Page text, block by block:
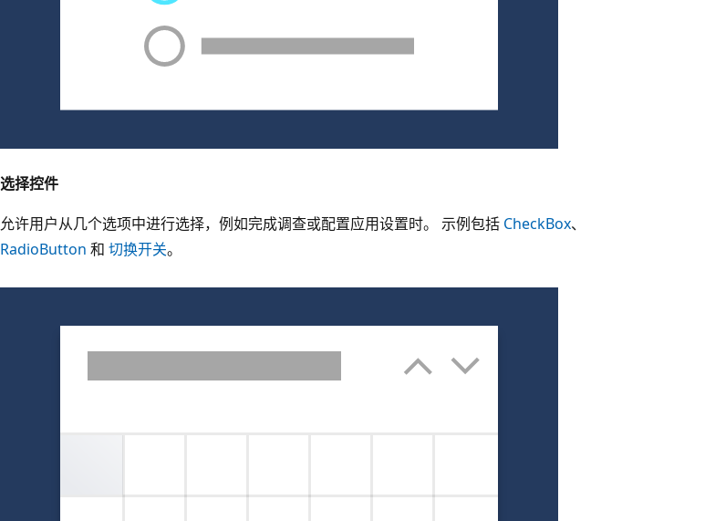
选择控件
允许用户从几个选项中进行选择，例如完成调查或配置应用设置时。 示例包括 CheckBox、
RadioButton 和 切换开关。